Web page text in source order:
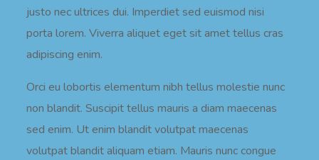
justo nec ultrices dui. Imperdiet sed euismod nisi
porta lorem. Viverra aliquet eget sit amet tellus cras
adipiscing enim.
Orci eu lobortis elementum nibh tellus molestie nunc
non blandit. Suscipit tellus mauris a diam maecenas
sed enim. Ut enim blandit volutpat maecenas
volutpat blandit aliquam etiam. Mauris nunc congue